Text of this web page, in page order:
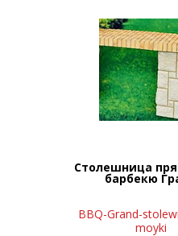
Столешница
барбекю
BBQ-Grand-
moyki